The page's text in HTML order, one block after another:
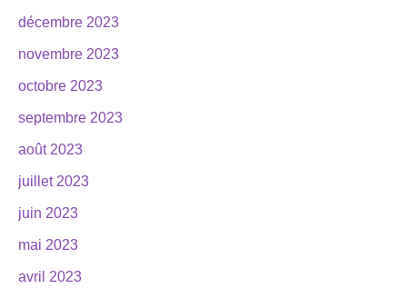
décembre 2023
novembre 2023
octobre 2023
septembre 2023
août 2023
juillet 2023
juin 2023
mai 2023
avril 2023